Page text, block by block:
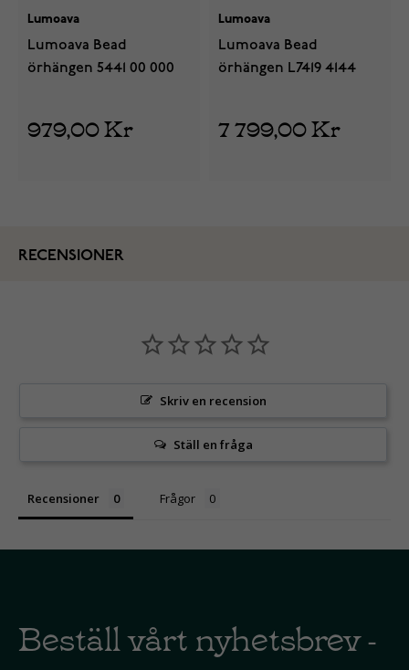
Lumoava
Lumoava Bead
örhängen 5441 00 000
979,00 Kr
Lumoava
Lumoava Bead
örhängen L7419 4144
7 799,00 Kr
RECENSIONER
Skriv en recension
Ställ en fråga
Recensioner Frågor
Beställ vårt nyhetsbrev -